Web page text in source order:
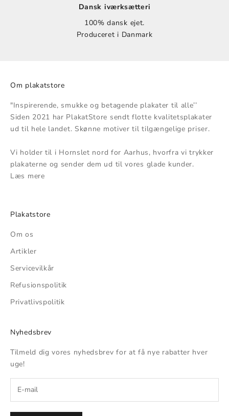
Dansk iværksætteri
100% dansk ejet.
Produceret i Danmark
Om plakatstore
"Inspirerende, smukke og betagende plakater til alle’’
Siden 2021 har PlakatStore sendt flotte kvalitetsplakater
ud til hele landet. Skønne motiver til tilgængelige priser.
Vi holder til i Hornslet nord for Aarhus, hvorfra vi trykker
plakaterne og sender dem ud til vores glade kunder.
Læs mere
Plakatstore
Om os
Artikler
Servicevilkår
Refusionspolitik
Privatlivspolitik
Nyhedsbrev
Tilmeld dig vores nyhedsbrev for at få nye rabatter hver
uge!